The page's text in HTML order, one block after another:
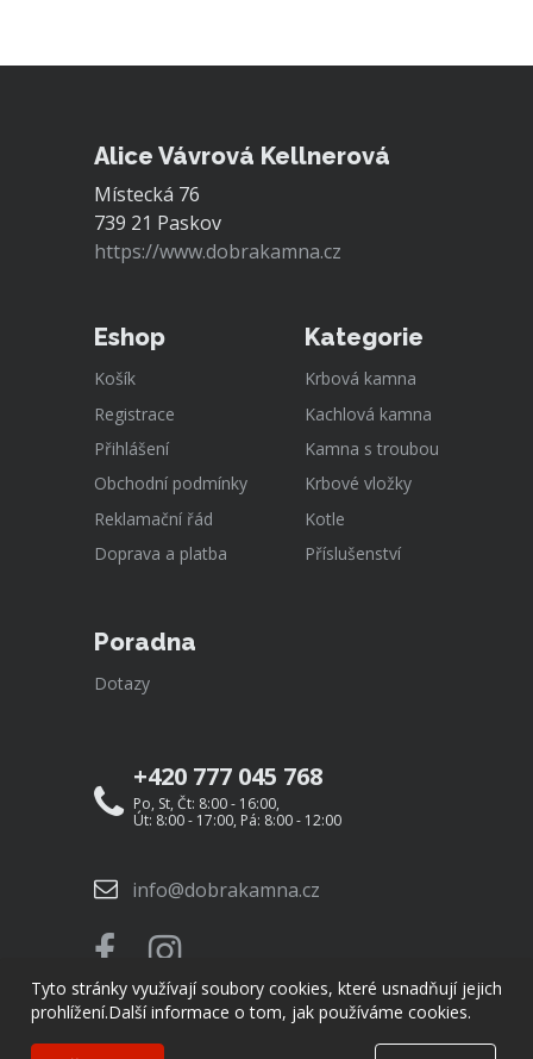
Alice Vávrová Kellnerová
Místecká 76
739 21 Paskov
https://www.dobrakamna.cz
Eshop
Košík
Registrace
Přihlášení
Obchodní podmínky
Reklamační řád
Doprava a platba
Kategorie
Krbová kamna
Kachlová kamna
Kamna s troubou
Krbové vložky
Kotle
Příslušenství
Poradna
Dotazy
+420 777 045 768
Po, St, Čt: 8:00 - 16:00,
Út: 8:00 - 17:00, Pá: 8:00 - 12:00
info@dobrakamna.cz
Tyto stránky využívají soubory cookies, které usnadňují jejich
prohlížení.Další informace o tom, jak používáme cookies.